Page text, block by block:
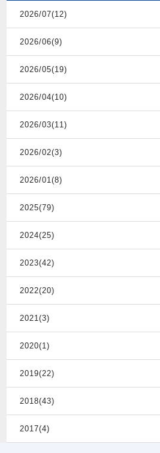
2026/07(12)
2026/06(9)
2026/05(19)
2026/04(10)
2026/03(11)
2026/02(3)
2026/01(8)
2025(79)
2024(25)
2023(42)
2022(20)
2021(3)
2020(1)
2019(22)
2018(43)
2017(4)